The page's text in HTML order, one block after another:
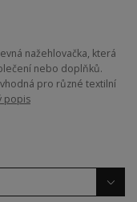
nažehlovačka, která
nebo doplňků.
pro různé textilní
popis